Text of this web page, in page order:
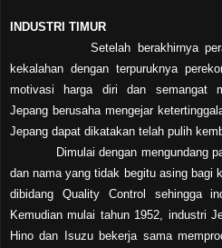
INDUSTRI TIMUR
Setelah berakhirnya perang
kekalahan dengan terpuruknya
motivasi harga diri dan semangat
Jepang berusaha mengejar
Jepang dapat dikatakan telah pulih
Dimulai dengan mengundang
dan nama yang tidak begitu asing bagi
dibidang Quality Control sehingga
Kemudian mulai tahun 1952, industri
Hino dan Isuzu bekerja sama